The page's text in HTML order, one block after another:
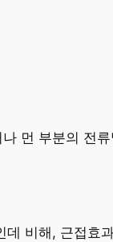
먼 부분의 전
비해, 근접효